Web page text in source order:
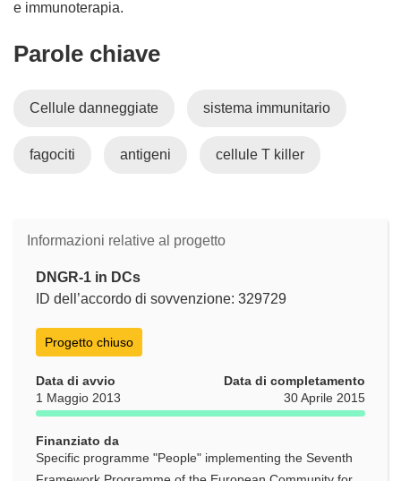
e immunoterapia.
Parole chiave
Cellule danneggiate sistema immunitario
fagociti antigeni cellule T killer
Informazioni relative al progetto
DNGR-1 in DCs
ID dell’accordo di sovvenzione: 329729
Progetto chiuso
Data di avvio
1 Maggio 2013
Data di completamento
30 Aprile 2015
Finanziato da
Specific programme "People" implementing the Seventh